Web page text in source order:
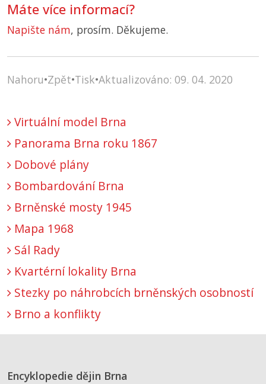
Máte více informací?
Napište nám, prosím. Děkujeme.
Nahoru•Zpět•Tisk•Aktualizováno: 09. 04. 2020
Virtuální model Brna
Panorama Brna roku 1867
Dobové plány
Bombardování Brna
Brněnské mosty 1945
Mapa 1968
Sál Rady
Kvartérní lokality Brna
Stezky po náhrobcích brněnských osobností
Brno a konflikty
Encyklopedie dějin Brna